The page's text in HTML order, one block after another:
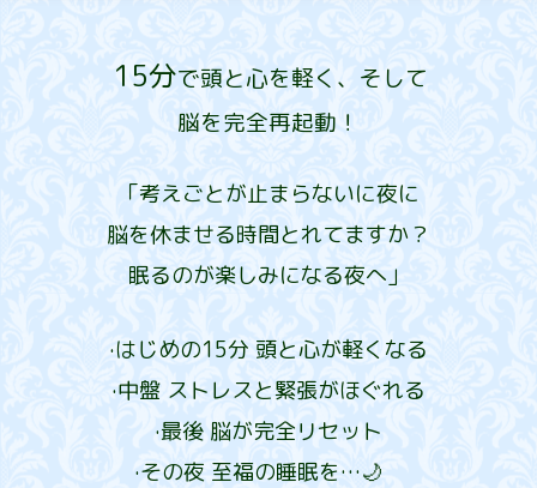
15分で頭と心を軽く、そして
脳を完全再起動！
「考えごとが止まらないに夜に
脳を休ませる時間とれてますか？
眠るのが楽しみになる夜へ」
·はじめの15分 頭と心が軽くなる
·中盤 ストレスと緊張がほぐれる
·最後 脳が完全リセット
·その夜 至福の睡眠を…🌙